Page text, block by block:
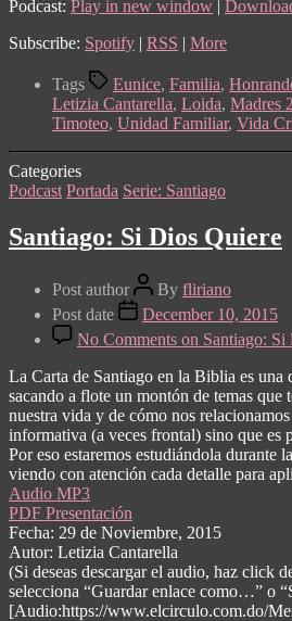
Podcast: Play in new window |
Subscribe: Spotify | RSS | More
Tags Eunice, Familia,
Letizia Cantarella, Loida, Madres
Timoteo, Unidad Familiar, Vida
Categories
Podcast Portada Serie: Santiago
Santiago: Si Dios Quiere
Post author By fliriano
Post date
December 10, 2015
No Comments on Santiago: Si
La Carta de Santiago en la Biblia es una
sacando a flote un montón de temas que
nuestra vida y de cómo nos
informativa (a veces frontal) sino que es
Por eso estaremos estudiándola durante
viendo con atención cada detalle para
Audio MP3
PDF Presentación
Fecha: 29 de Noviembre, 2015
Autor: Letizia Cantarella
(Si deseas descargar el audio, haz click
selecciona “Guardar enlace como…” o
[Audio:https://www.elcirculo.com.do/